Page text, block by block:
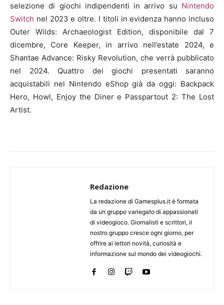
selezione di giochi indipendenti in arrivo su Nintendo
Switch nel 2023 e oltre. I titoli in evidenza hanno incluso
Outer Wilds: Archaeologist Edition, disponibile dal 7
dicembre, Core Keeper, in arrivo nell’estate 2024, e
Shantae Advance: Risky Revolution, che verrà pubblicato
nel 2024. Quattro dei giochi presentati saranno
acquistabili nel Nintendo eShop già da oggi: Backpack
Hero, Howl, Enjoy the Diner e Passpartout 2: The Lost
Artist.
Redazione
La redazione di Gamesplus.it è formata
da un gruppo variegato di appassionati
di videogioco. Giornalisti e scrittori, il
nostro gruppo cresce ogni giorno, per
offrire ai lettori novità, curiosità e
informazione sul mondo dei videogiochi.